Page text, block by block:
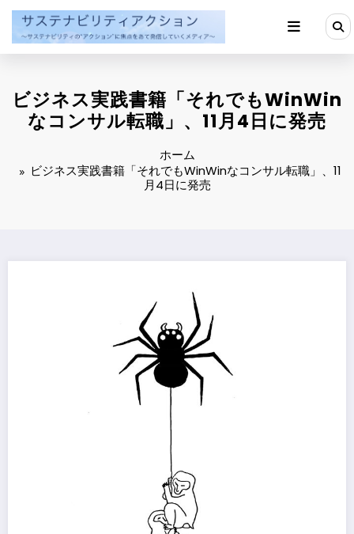
ン
ビジネス実践書籍「それでもWinWin
なコンサル転職」、11月4日に発売
ホーム
ビジネス実践書籍「それでもWinWinなコンサル転職」、11
月4日に発売